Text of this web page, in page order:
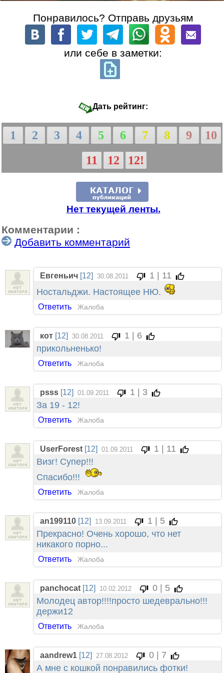
Понравилось? Отправь друзьям
или себе в заметки:
Дать рейтинг:
1 2 3 4 5 6 7 8 9
10
11
12 12!
Нет текущей ленты.
Комментарии :
Добавить комментарий
Евгеньич [12] 30.08.2011
1 | 11
Ностальджи. Настоящее НЮ.
Ответить Жалоба
кот [12] 30.08.2011
1 | 6
прикольненько!
Ответить Жалоба
psss [12] 01.09.2011
1 | 3
За 19 - 12!
Ответить Жалоба
UserForest [12] 01.09.2011
1 | 11
Визг! Супер!!!
Спасибо!!!
Ответить Жалоба
an199110 [12] 13.09.2011
1 | 5
Прекрасно! Очень хорошо, что нет
никакого порно...
Ответить Жалоба
panchocat [12] 10.02.2012
0 | 5
Молодец автор!!!!просто шедеврально!!!
держи12
Ответить Жалоба
aandrew1 [12] 27.08.2012
0 | 7
А мне с кошкой понравились фотки!